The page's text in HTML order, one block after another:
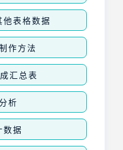
表格数据
作方法
汇总表
析
据